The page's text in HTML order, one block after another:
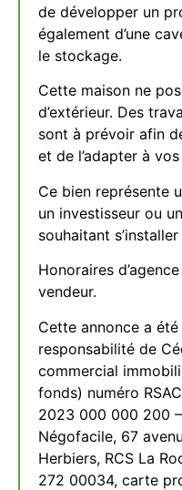
de développer un
également d’une
le stockage.
Cette maison ne
d’extérieur. Des
sont à prévoir afin
et de l’adapter à
Ce bien représente
un investisseur ou
souhaitant
Honoraires
vendeur.
Cette annonce a
responsabilité de
commercial
fonds) numéro
2023 000 000 200
Négofacile, 67
Herbiers, RCS La
272 00034, carte